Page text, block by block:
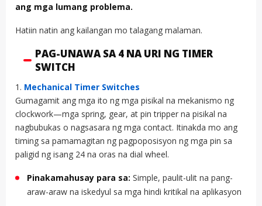
ang mga lumang problema.
Hatiin natin ang kailangan mo talagang malaman.
PAG-UNAWA SA 4 NA URI NG TIMER
SWITCH
1. Mechanical Timer Switches
Gumagamit ang mga ito ng mga pisikal na mekanismo ng
clockwork—mga spring, gear, at pin tripper na pisikal na
nagbubukas o nagsasara ng mga contact. Itinakda mo ang
timing sa pamamagitan ng pagpoposisyon ng mga pin sa
paligid ng isang 24 na oras na dial wheel.
Pinakamahusay para sa: Simple, paulit-ulit na pang-
araw-araw na iskedyul sa mga hindi kritikal na aplikasyon